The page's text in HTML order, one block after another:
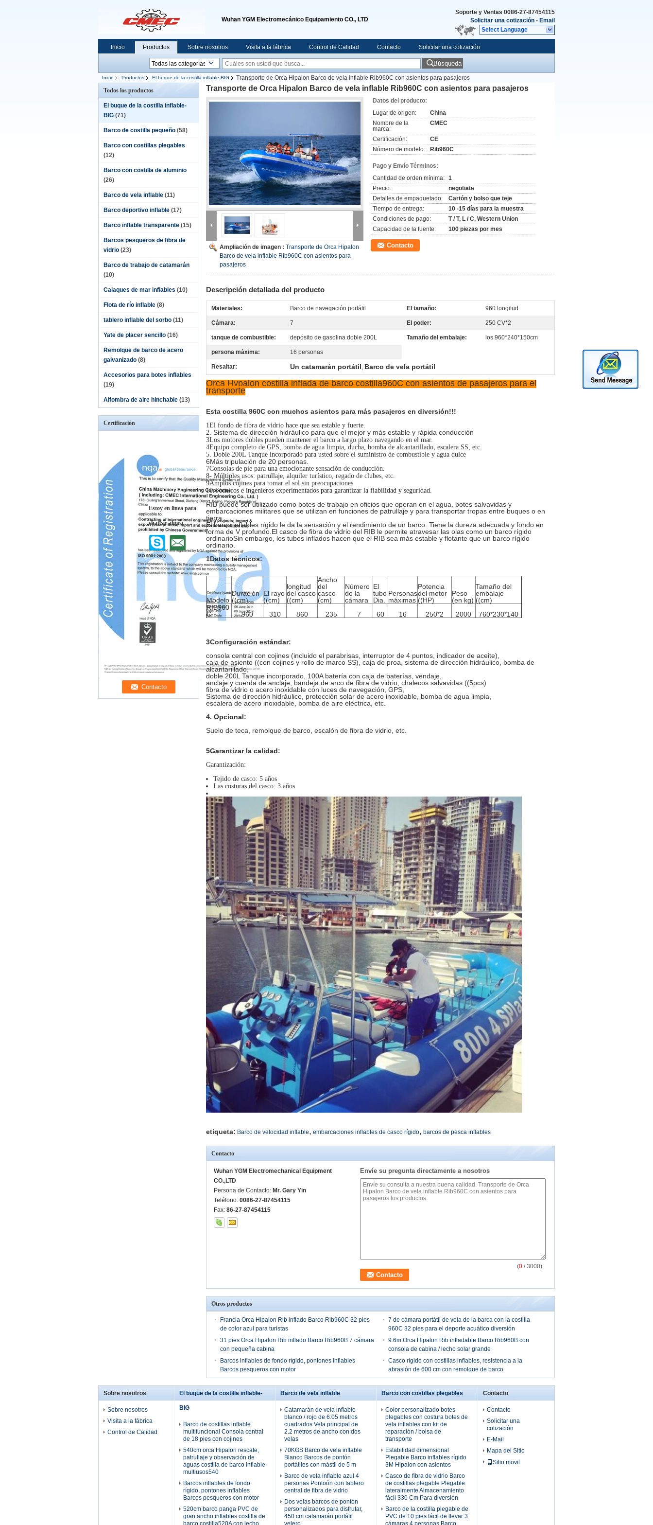
Wuhan YGM Electromecánico Equipamiento CO., LTD
Soporte y Ventas 0086-27-87454115
Solicitar una cotización - Email
Select Language
Inicio Productos Sobre nosotros Visita a la fábrica Control de Calidad Contacto Solicitar una cotización
Búsqueda
Inicio Productos El buque de la costilla inflable-BIG
Transporte de Orca Hipalon Barco de vela inflable Rib960C con asientos para pasajeros
Todos los productos
El buque de la costilla inflable-
BIG (71)
Barco de costilla pequeño (58)
Barco con costillas plegables
(12)
Barco con costilla de aluminio
(26)
Barco de vela inflable (11)
Barco deportivo inflable (17)
Barco inflable transparente (15)
Barcos pesqueros de fibra de
vidrio (23)
Barco de trabajo de catamarán
(10)
Caiaques de mar inflables (10)
Flota de río inflable (8)
tablero inflable del sorbo (11)
Yate de placer sencillo (16)
Remolque de barco de acero
galvanizado (8)
Accesorios para botes inflables
(19)
Alfombra de aire hinchable (13)
Certificación
Estoy en línea para
chatear ahora
Transporte de Orca Hipalon Barco de vela inflable Rib960C con asientos para pasajeros
Ampliación de imagen : Transporte de Orca Hipalon
Barco de vela inflable Rib960C con asientos para
pasajeros
Datos del producto:
Lugar de origen:
China
Nombre de la
marca:
CMEC
Certificación:
CE
Número de modelo:
Rib960C
Pago y Envío Términos:
Cantidad de orden mínima: 1
Precio:
negotiate
Detalles de empaquetado:
Cartón y bolso que teje
Tiempo de entrega:
10 -15 días para la muestra
Condiciones de pago:
T / T, L / C, Western Union
Capacidad de la fuente:
100 piezas por mes
Contacto
Descripción detallada del producto
Materiales: Barco de navegación portátil El tamaño: 960 longitud
Cámara: 7 El poder: 250 CV*2
tanque de combustible: depósito de gasolina doble 200L Tamaño del embalaje: los 960*240*150cm
persona máxima: 16 personas
Resaltar: Un catamarán portátil, Barco de vela portátil
Orca Hypalon costilla inflada de barco costilla960C con asientos de pasajeros para el
transporte
Esta costilla 960C con muchos asientos para más pasajeros en diversión!!!
1El fondo de fibra de vidrio hace que sea estable y fuerte.
2 . Sistema de dirección hidráulico para que el mejor y más estable y rápida conducción
3Los motores dobles pueden mantener el barco a largo plazo navegando en el mar.
4Equipo completo de GPS, bomba de agua limpia, ducha, bomba de alcantarillado, escalera SS, etc.
5. Doble 200L Tanque incorporado para usted sobre el suministro de combustible y agua dulce
6Más tripulación de 20 personas.
7Consolas de pie para una emocionante sensación de conducción.
8- Múltiples usos: patrullaje, alquiler turístico, regado de clubes, etc.
9Amplos cojines para tomar el sol sin preocupaciones
10.Técnicos e ingenieros experimentados para garantizar la fiabilidad y seguridad.
RIB puede ser utilizado como botes de trabajo en oficios que operan en el agua, botes salvavidas y
embarcaciones militares que se utilizan en funciones de patrullaje y para transportar tropas entre buques o en
tierra.
El barco inflables rígido le da la sensación y el rendimiento de un barco. Tiene la dureza adecuada y fondo en
forma de V profundo.El casco de fibra de vidrio del RIB le permite atravesar las olas como un barco rígido
ordinarioSin embargo, los tubos inflados hacen que el RIB sea más estable y flotante que un barco rígido
ordinario.
1Datos técnicos:
Modelo
Duración
((cm)
El rayo
((cm)
longitud
del casco
((cm)
Ancho
del
casco
(cm)
Número
de la
cámara
El
tubo
Dia.
Personas
máximas
Potencia
del motor
((HP)
Peso
(en kg)
Tamaño del
embalaje
((cm)
RIB960
C
960 310 860 235 7 60 16 250*2 2000 760*230*140
3Configuración estándar:
consola central con cojines (incluido el parabrisas, interruptor de 4 puntos, indicador de aceite),
caja de asiento ((con cojines y rollo de marco SS), caja de proa, sistema de dirección hidráulico, bomba de
alcantarillado,
doble 200L Tanque incorporado, 100A batería con caja de baterías, vendaje,
anclaje y cuerda de anclaje, bandeja de arco de fibra de vidrio, chalecos salvavidas ((5pcs)
fibra de vidrio o acero inoxidable con luces de navegación, GPS,
Sistema de dirección hidráulico, protección solar de acero inoxidable, bomba de agua limpia,
escalera de acero inoxidable, bomba de aire eléctrica, etc.
4. Opcional:
Suelo de teca, remolque de barco, escalón de fibra de vidrio, etc.
5Garantizar la calidad:
Garantización:
Tejido de casco: 5 años
Las costuras del casco: 3 años
etiqueta: Barco de velocidad inflable, embarcaciones inflables de casco rígido, barcos de pesca inflables
Contacto
Wuhan YGM Electromechanical Equipment
CO.,LTD
Persona de Contacto: Mr. Gary Yin
Teléfono: 0086-27-87454115
Fax: 86-27-87454115
Envíe su pregunta directamente a nosotros
(0 / 3000)
Otros productos
Francia Orca Hipalon Rib inflado Barco Rib960C 32 pies
de color azul para turistas
7 de cámara portátil de vela de la barca con la costilla
960C 32 pies para el deporte acuático diversión
31 pies Orca Hipalon Rib inflado Barco Rib960B 7 cámara
con pequeña cabina
9.6m Orca Hipalon Rib infladable Barco Rib960B con
consola de cabina / lecho solar grande
Barcos inflables de fondo rígido, pontones inflables
Barcos pesqueros con motor
Casco rígido con costillas inflables, resistencia a la
abrasión de 600 cm con remolque de barco
Sobre nosotros
Sobre nosotros
Visita a la fábrica
Control de Calidad
El buque de la costilla inflable-
BIG
Barco de costillas inflable
multifuncional Consola central
de 18 pies con cojines
540cm orca Hipalon rescate,
patrullaje y observación de
aguas costilla de barco inflable
multiusos540
Barcos inflables de fondo
rígido, pontones inflables
Barcos pesqueros con motor
520cm barco panga PVC de
gran ancho inflables costilla de
barco costilla520A con lecho
Barco de vela inflable
Catamarán de vela inflable
blanco / rojo de 6.05 metros
cuadrados Vela principal de
2.2 metros de ancho con dos
velas
70KGS Barco de vela inflable
Blanco Barcos de pontón
portátiles con mástil de 5 m
Barco de vela inflable azul 4
personas Pontoón con tablero
central de fibra de vidrio
Dos velas barcos de pontón
personalizados para disfrutar,
450 cm catamarán portátil
velero
Barco con costillas plegables
Color personalizado botes
plegables con costura botes de
vela inflables con kit de
reparación / bolsa de
transporte
Estabilidad dimensional
Plegable Barco inflables rígido
3M Hipalon con asientos
Casco de fibra de vidrio Barco
de costillas plegable Plegable
lateralmente Almacenamiento
fácil 330 Cm Para diversión
Barco de la costilla plegable de
PVC de 10 pies fácil de llevar 3
cámaras 4 personas Barco
Contacto
Contacto
Solicitar una
cotización
E-Mail
Mapa del Sitio
Sitio movil